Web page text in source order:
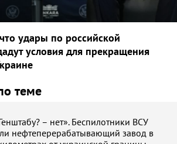
удары по российской
условия для прекращения
теме
– нет». Беспилотники ВСУ
нефтеперерабатывающий завод в